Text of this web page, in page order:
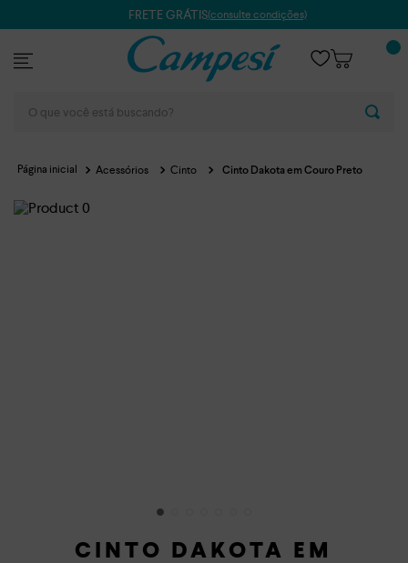
FRETE GRÁTIS(consulte condições)
Acessórios Cinto Cinto Dakota em Couro Preto
CINTO DAKOTA EM